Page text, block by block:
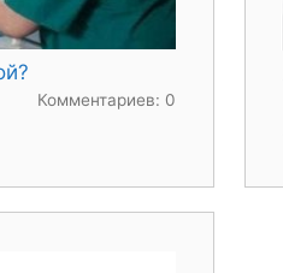
Комментариев: 0